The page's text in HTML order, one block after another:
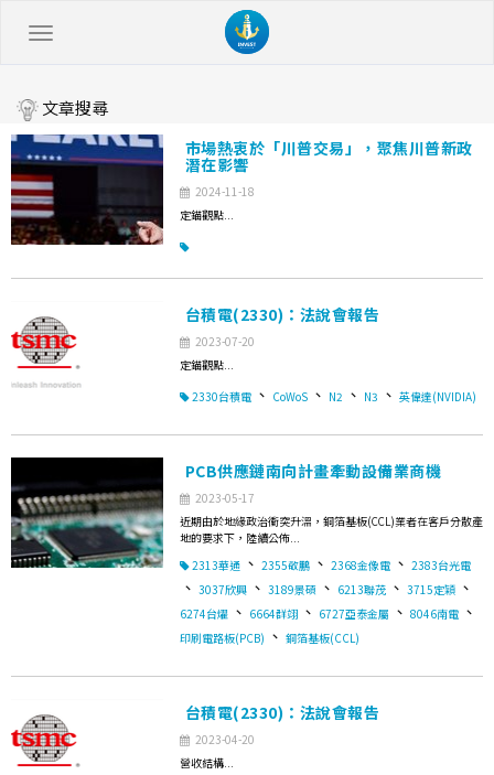
文章搜尋
市場熱衷於「川普交易」，聚焦川普新政
潛在影響
2024-11-18
定錨觀點...
台積電(2330)：法說會報告
2023-07-20
定錨觀點...
2330台積電 、 CoWoS 、 N2 、 N3 、 英偉達(NVIDIA)
PCB供應鏈南向計畫牽動設備業商機
2023-05-17
近期由於地緣政治衝突升溫，銅箔基板(CCL)業者在客戶分散產
地的要求下，陸續公佈...
2313華通 、 2355敬鵬 、 2368金像電 、 2383台光電
、 3037欣興 、 3189景碩 、 6213聯茂 、 3715定穎 、
6274台燿 、 6664群翊 、 6727亞泰金屬 、 8046南電 、
印刷電路板(PCB) 、 銅箔基板(CCL)
台積電(2330)：法說會報告
2023-04-20
營收結構...